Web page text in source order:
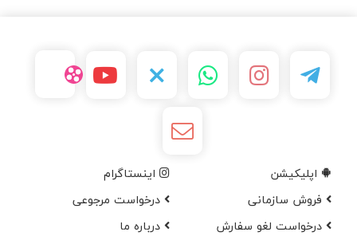
اپلیکیشن
اینستاگرام
فروش سازمانی
درخواست مرجوعی
درخواست لغو سفارش
در‌باره ما